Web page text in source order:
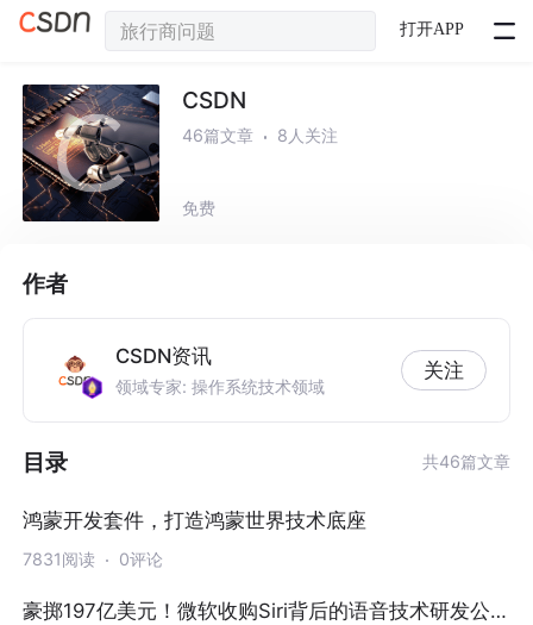
打开APP
CSDN
46篇文章 8人关注
免费
作者
CSDN资讯
领域专家: 操作系统技术领域
关注
目录 共46篇文章
鸿蒙开发套件，打造鸿蒙世界技术底座
7831阅读 0评论
豪掷197亿美元！微软收购Siri背后的语音技术研发公